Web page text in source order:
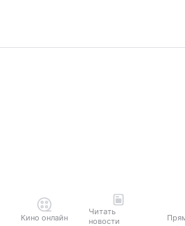
Кино онлайн
Читать
новости